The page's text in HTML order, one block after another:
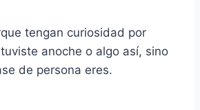
tengan curiosidad por
anoche o algo así, sino
de persona eres.